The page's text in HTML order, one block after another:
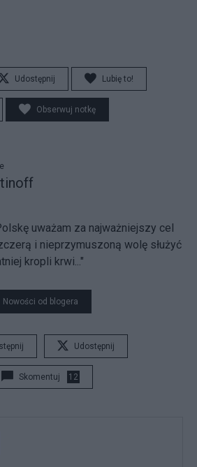
Udostępnij Lubię to!
Obserwuj notkę
uważam za najważniejszy cel
i nieprzymuszoną wolę służyć
kropli krwi..."
Nowości od blogera
Udostępnij
Skomentuj 12